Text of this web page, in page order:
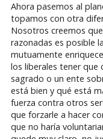
Ahora pasemos al
topamos con otra
Nosotros creemos
razonadas es posible
mutuamente
los liberales tener
sagrado o un ente
está bien y qué está
fuerza contra otros
que forzarle a hacer
que no haría